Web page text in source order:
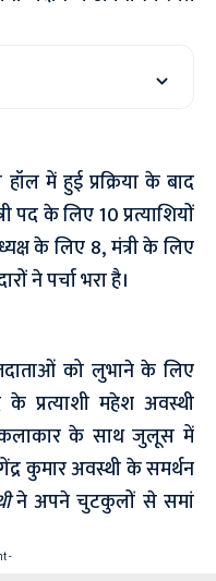
में हुई प्रक्रिया के बाद
पद के लिए 10 प्रत्याशियों
के लिए 8, मंत्री के लिए
ने पर्चा भरा है।
को लुभाने के लिए
प्रत्याशी महेश अवस्थी
कलाकार के साथ जुलूस में
कुमार अवस्थी के समर्थन
ने अपने चुटकुलों से समां
-